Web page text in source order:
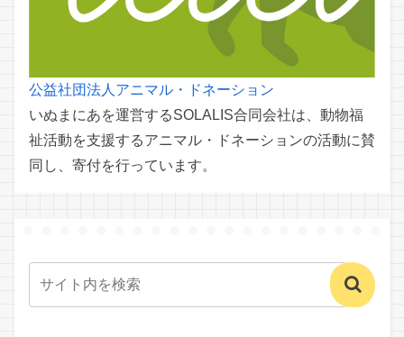
公益社団法人アニマル・ドネーション
いぬまにあを運営するSOLALIS合同会社は、動物福
祉活動を支援するアニマル・ドネーションの活動に賛
同し、寄付を行っています。